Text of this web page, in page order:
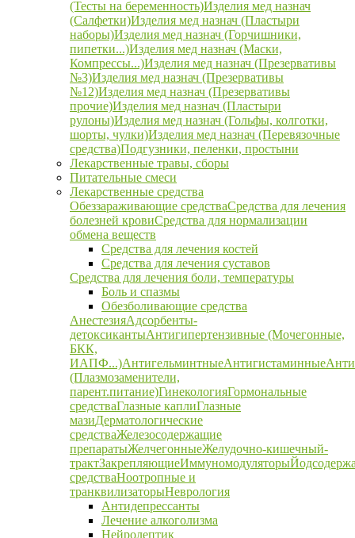
(Тесты на беременность)Изделия мед назнач
(Салфетки)Изделия мед назнач (Пластыри
наборы)Изделия мед назнач (Горчишники,
пипетки...)Изделия мед назнач (Маски,
Компрессы...)Изделия мед назнач (Презервативы
№3)Изделия мед назнач (Презервативы
№12)Изделия мед назнач (Презервативы
прочие)Изделия мед назнач (Пластыри
рулоны)Изделия мед назнач (Гольфы, колготки,
шорты, чулки)Изделия мед назнач (Перевязочные
средства)Подгузники, пеленки, простыни
Лекарственные травы, сборы
Питательные смеси
Лекарственные средства
Обеззараживающие средстваСредства для лечения
болезней кровиСредства для нормализации
обмена веществ
Средства для лечения костей
Средства для лечения суставов
Средства для лечения боли, температуры
Боль и спазмы
Обезболивающие средства
АнестезияАдсорбенты-
детоксикантыАнтигипертензивные (Мочегонные,
БКК,
ИАПФ...)АнтигельминтныеАнтигистаминные
(Плазмозаменители,
парент.питание)ГинекологияГормональные
средстваГлазные каплиГлазные
мазиДерматологические
средстваЖелезосодержащие
препаратыЖелчегонныеЖелудочно-кишечный-
трактЗакрепляющиеИммуномодуляторы
средстваНоотропные и
транквилизаторыНеврология
Антидепрессанты
Лечение алкоголизма
Нейролептик